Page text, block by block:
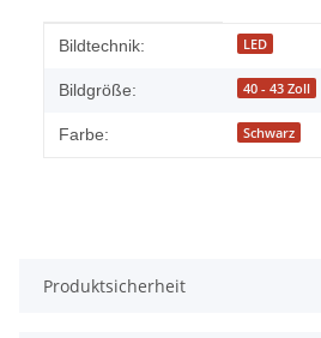
Produkteigenschaft
Wert
Bildtechnik: LED
Bildgröße: 40 - 43 Zoll
Farbe: Schwarz
Produktsicherheit